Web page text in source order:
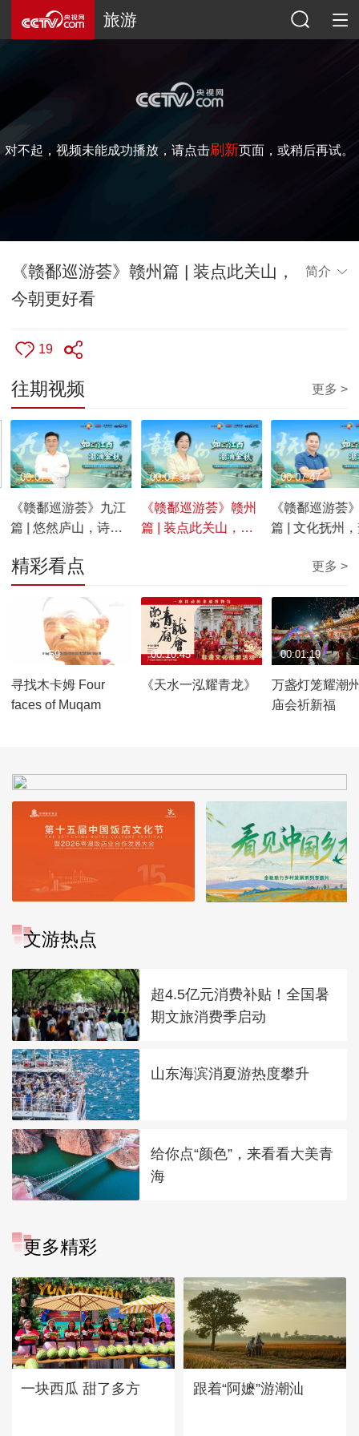
旅游
对不起，视频未能成功播放，请点击刷新页面，或稍后再试。
《赣鄱巡游荟》赣州篇 | 装点此关山，
今朝更好看
简介
19
往期视频 更多 >
《赣鄱巡游荟》九江
篇 | 悠然庐山，诗画
00:07:53
《赣鄱巡游荟》赣州
篇 | 装点此关山，今
00:07:34
《赣鄱巡游荟
篇 | 文化抚州
00:07:47
精彩看点 更多 >
寻找木卡姆 Four
faces of Muqam
00:29:59
《天水一泓耀青龙》
00:10:45
万盏灯笼耀潮
庙会祈新福
00:01:19
文游热点
超4.5亿元消费补贴！全国暑
期文旅消费季启动
山东海滨消夏游热度攀升
给你点“颜色”，来看看大美青
海
更多精彩
一块西瓜 甜了多方 跟着“阿嬷”游潮汕